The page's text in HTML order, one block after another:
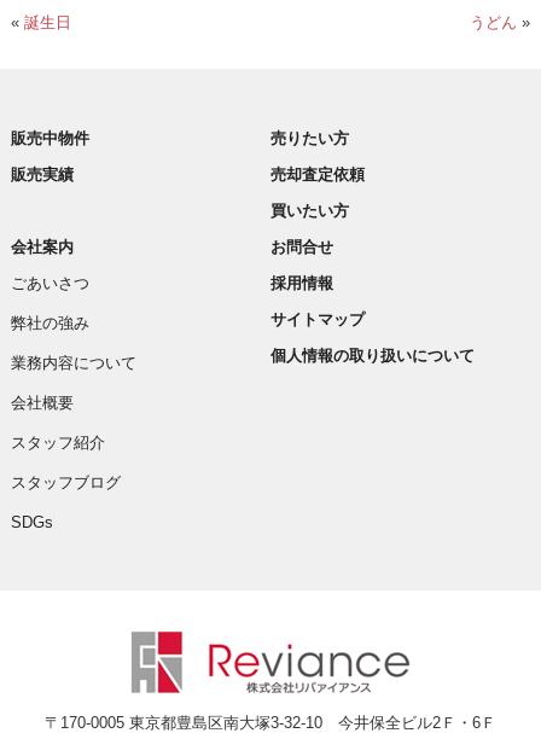
« 誕生日 うどん »
販売中物件
販売実績
売りたい方
売却査定依頼
買いたい方
会社案内
ごあいさつ
弊社の強み
業務内容について
会社概要
スタッフ紹介
スタッフブログ
SDGs
お問合せ
採用情報
サイトマップ
個人情報の取り扱いについて
〒170-0005 東京都豊島区南大塚3-32-10 今井保全ビル2Ｆ・6Ｆ